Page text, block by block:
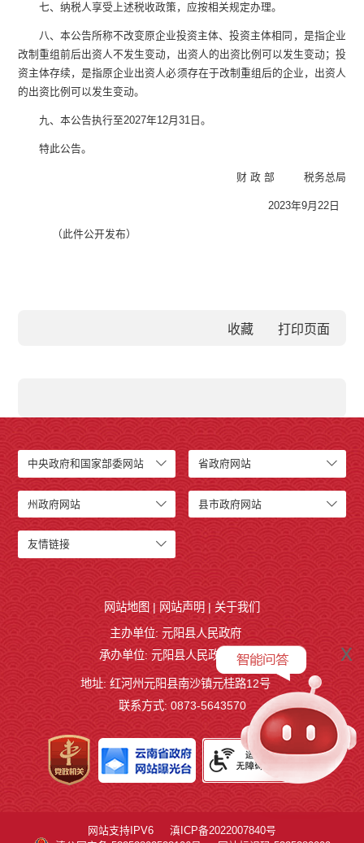
七、纳税人享受上述税收政策，应按相关规定办理。
八、本公告所称不改变原企业投资主体、投资主体相同，是指企业
改制重组前后出资人不发生变动，出资人的出资比例可以发生变动；投
资主体存续，是指原企业出资人必须存在于改制重组后的企业，出资人
的出资比例可以发生变动。
九、本公告执行至2027年12月 31日。
特此公告。
财 政 部 税务总局
2023年9月 22日
（此件公开发布）
收藏
中央政府和国家部委网站 省政府网站
州政府网站 县市政府网站
友情链接
x
网站地图 | 网站声明 | 关于我们
主办单位: 元阳县人民政府
承办单位: 元阳县人民政府办公室
地址: 红河州元阳县南沙镇元桂路12号
联系方式: 0873-5643570
网站支持IPV6
滇ICP备2022007840号